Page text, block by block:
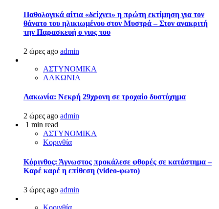
Παθολογικά αίτια «δείχνει» η πρώτη εκτίμηση για τον
θάνατο του ηλικιωμένου στον Μυστρά – Στον ανακριτή
την Παρασκευή ο γιος του
2 ώρες ago admin
ΑΣΤΥΝΟΜΙΚΑ
ΛΑΚΩΝΙΑ
Λακωνία: Νεκρή 29χρονη σε τροχαίο δυστύχημα
2 ώρες ago admin
1 min read
ΑΣΤΥΝΟΜΙΚΑ
Κορινθία
Κόρινθος: Άγνωστος προκάλεσε φθορές σε κατάστημα –
Καρέ καρέ η επίθεση (video-φωτο)
3 ώρες ago admin
Κορινθία